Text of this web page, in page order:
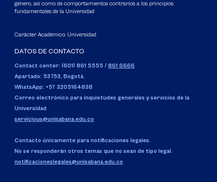
género, así como de comportamientos contrarios a los principios
fundamentales de la Universidad
Carácter Académico: Universidad
DATOS DE CONTACTO
Contact center: (601) 861 5555 / 861 6666
Apartado: 53753, Bogotá.
WhatsApp: +57 3205164838
Correo electrónico para inquietudes generales y servicios de la
Universidad
servicious@unisabana.edu.co
Contacto únicamente para notificaciones legales.
No se responderán otros temas que no sean de tipo legal.
notificacioneslegales@unisabana.edu.co